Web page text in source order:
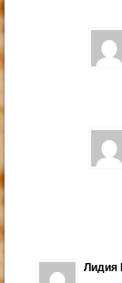
Лидия